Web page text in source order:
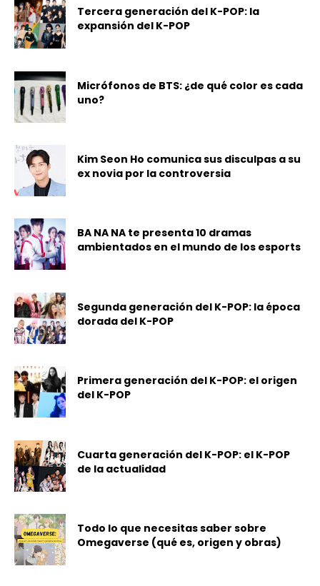
Tercera generación del K-POP: la
expansión del K-POP
Micrófonos de BTS: ¿de qué color es cada
uno?
Kim Seon Ho comunica sus disculpas a su
ex novia por la controversia
BA NA NA te presenta 10 dramas
ambientados en el mundo de los esports
Segunda generación del K-POP: la época
dorada del K-POP
Primera generación del K-POP: el origen
del K-POP
Cuarta generación del K-POP: el K-POP
de la actualidad
Todo lo que necesitas saber sobre
Omegaverse (qué es, origen y obras)